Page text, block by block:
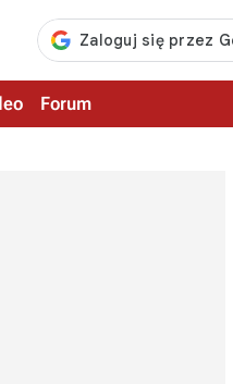
Forum